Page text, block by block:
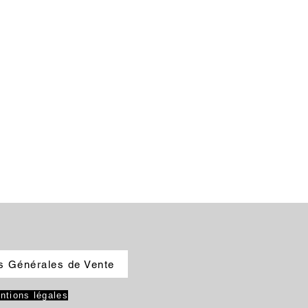
Générales de Vente
légales